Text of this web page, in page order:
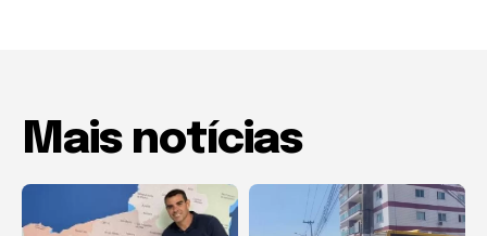
Mais notícias